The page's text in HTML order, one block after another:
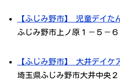
【ふじみ野市】 児童デイた
ふじみ野市上ノ原１－５－６
【ふじみ野市】 大井デイケ
埼玉県ふじみ野市大井中央２